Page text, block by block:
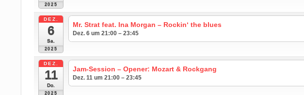
2025
DEZ.
6
Sa.
2025
Mr. Strat feat. Ina Morgan – Rockin‘ the blues
Dez. 6 um 21:00 – 23:45
DEZ.
11
Do.
2025
Jam-Session – Opener: Mozart & Rockgang
Dez. 11 um 21:00 – 23:45